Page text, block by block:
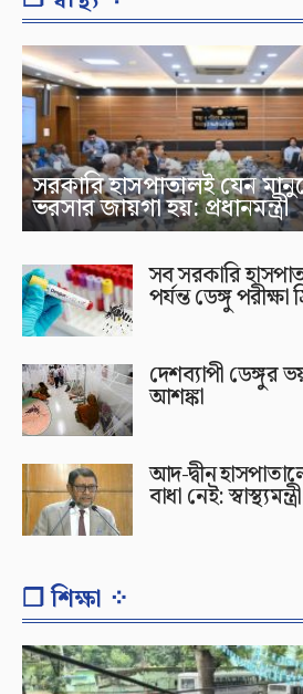
সরকারি হাসপাতালই যেন
ভরসার জায়গা হয়: প্রধানমন্ত্রী
সব সরকারি
পর্যন্ত ডেঙ্গু পরীক্ষা
দেশব্যাপী ডেঙ্গুর
আশঙ্কা
আদ-দ্বীন
বাধা নেই: স্বাস্থ্যমন্ত্রী
❐ শিক্ষা ⁘